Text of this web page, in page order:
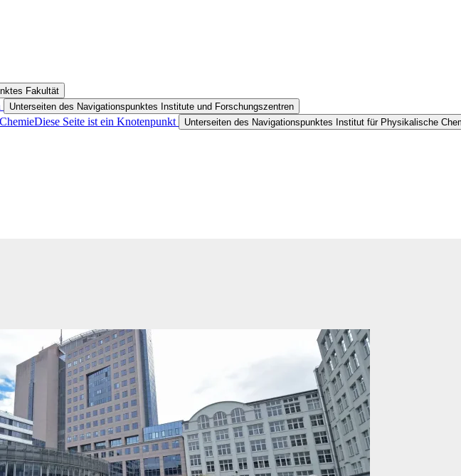
Fakultät
Unterseiten des Navigationspunktes Institute und Forschungszentren
Diese Seite ist ein Knotenpunkt Unterseiten des Navigationspunktes Institut für Physikalische